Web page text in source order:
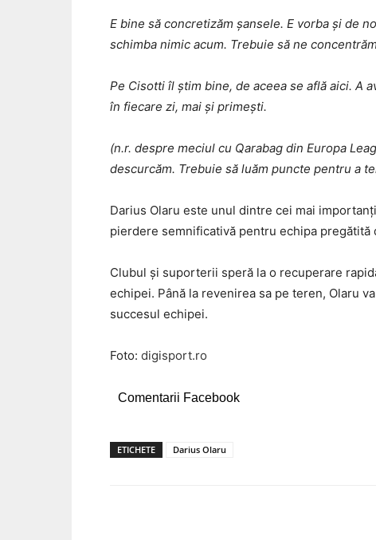
E bine să concretizăm șansele. E vorba și de
schimba nimic acum. Trebuie să ne
Pe Cisotti îl știm bine, de aceea se află aici. A
în fiecare zi, mai și primești.
(n.r. despre meciul cu Qarabag din Europa
descurcăm. Trebuie să luăm puncte pentru a
Darius Olaru este unul dintre cei mai
pierdere semnificativă pentru echipa
Clubul și suporterii speră la o recuperare
echipei. Până la revenirea sa pe teren, Olaru
succesul echipei.
Foto: digisport.ro
Comentarii Facebook
ETICHETE Darius Olaru